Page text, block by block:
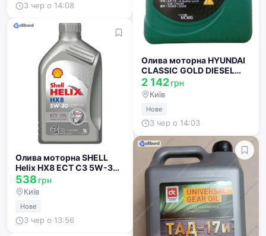
3 чер о 14:08
Олива моторна SHELL
Helix HX8 ECT C3 5W-30
(Каністра 1л) 550048140
538 грн
Київ
Нове
3 чер о 13:56
Олива моторна HYUNDAI
CLASSIC GOLD DIESEL
SAE 10W-30 CF-4 (6л)
0520000610
2 142грн
Київ
Нове
3 чер о 14:03